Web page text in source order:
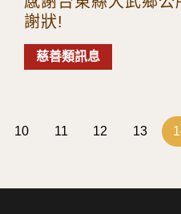
謝狀!
慈善類訊息
10 11 12 13